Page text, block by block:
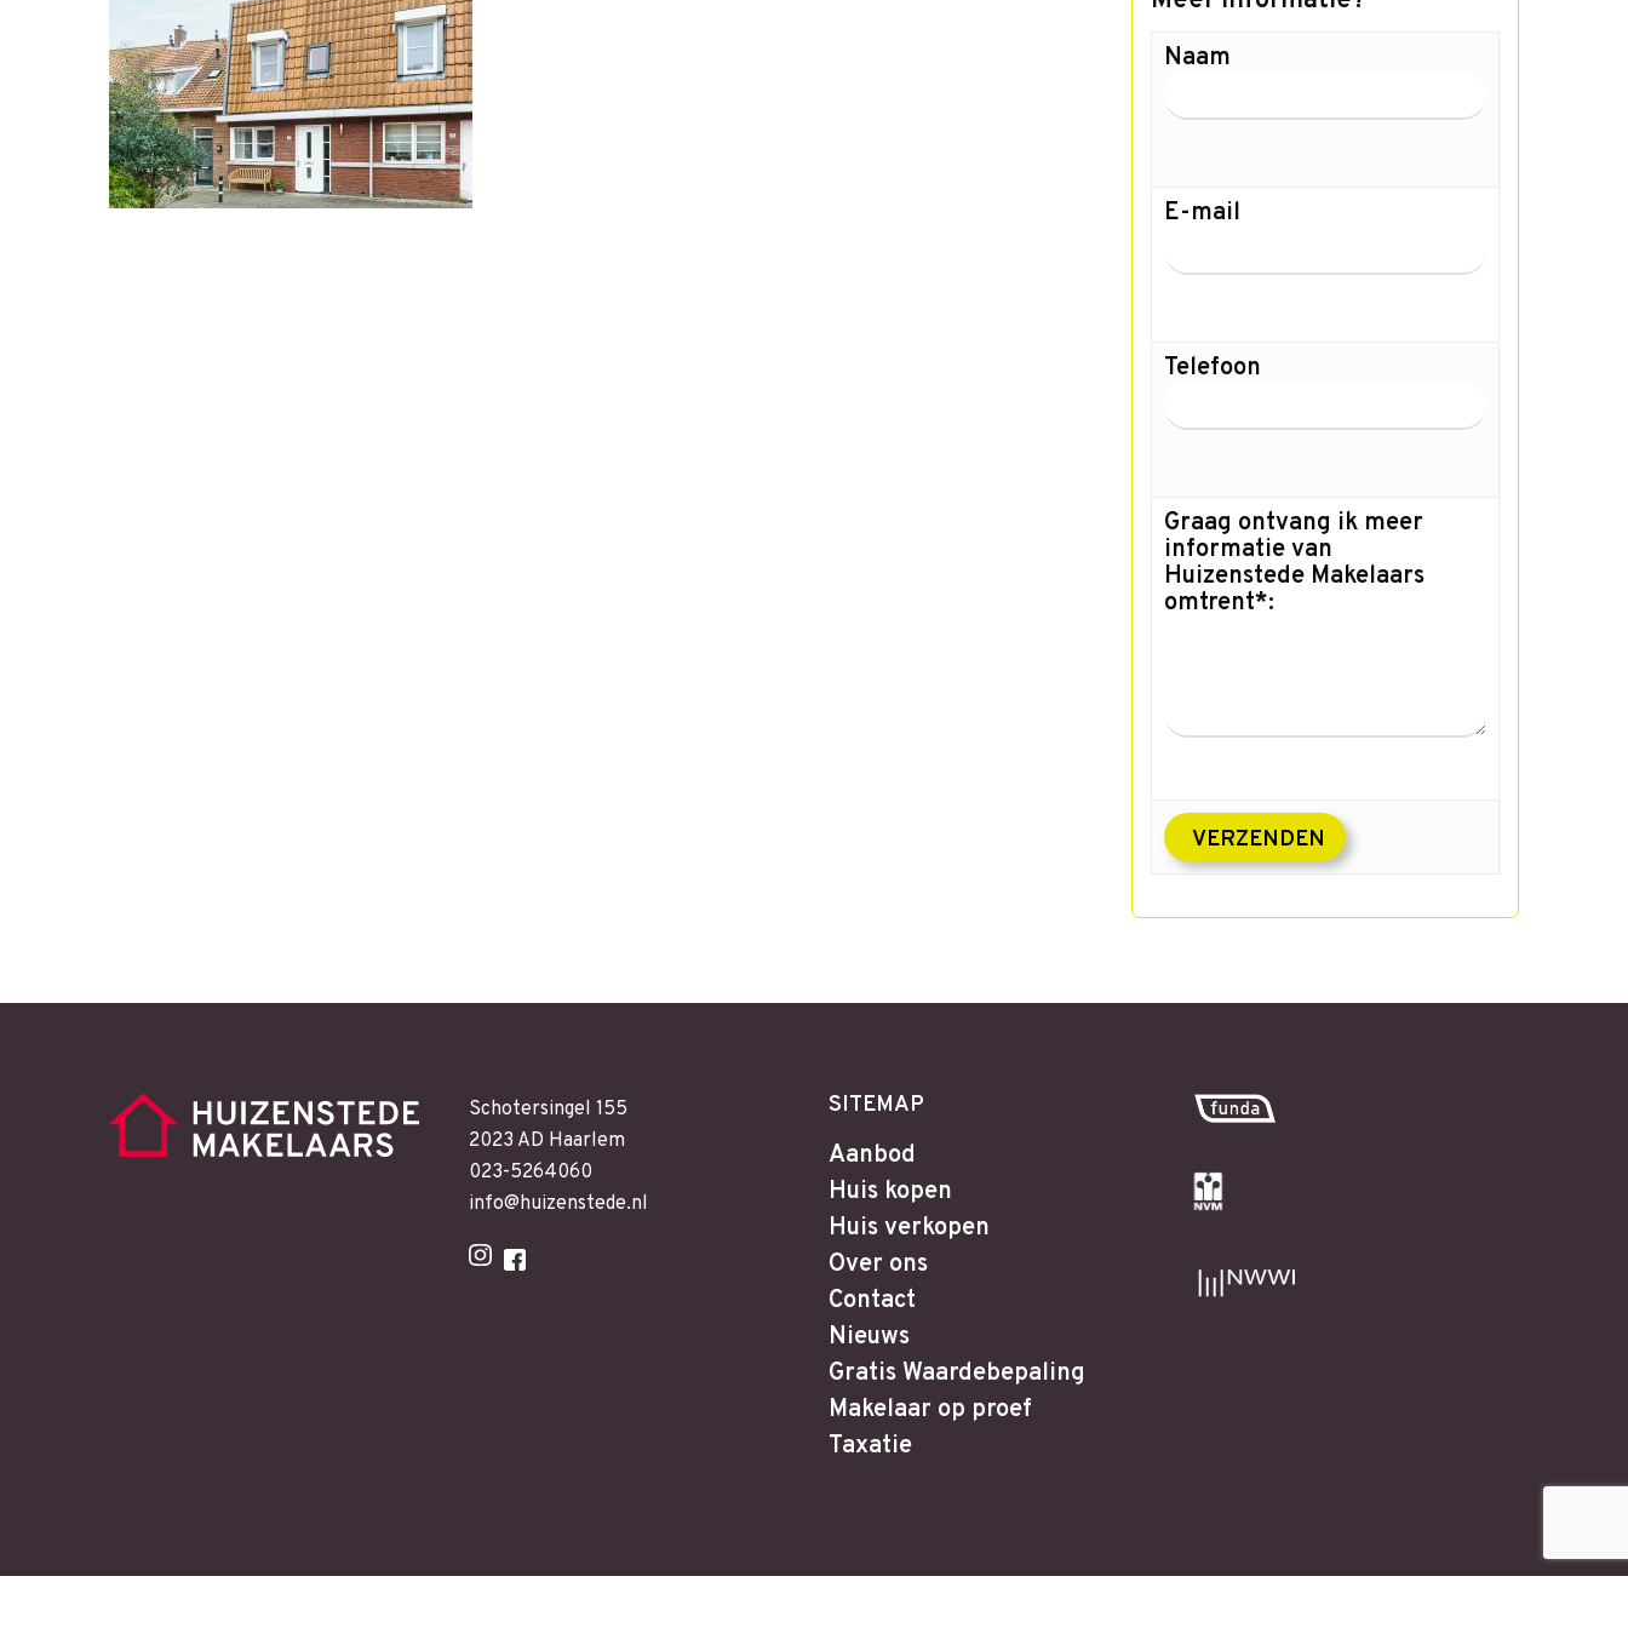
Naam
E-mail
Telefoon
Graag ontvang ik meer
informatie van
Huizenstede Makelaars
omtrent*:
Schotersingel 155
2023 AD Haarlem
023-5264060
info@huizenstede.nl
SITEMAP
Aanbod
Huis kopen
Huis verkopen
Over ons
Contact
Nieuws
Gratis Waardebepaling
Makelaar op proef
Taxatie